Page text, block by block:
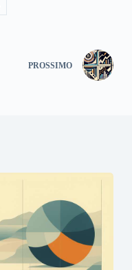
PROSSIMO